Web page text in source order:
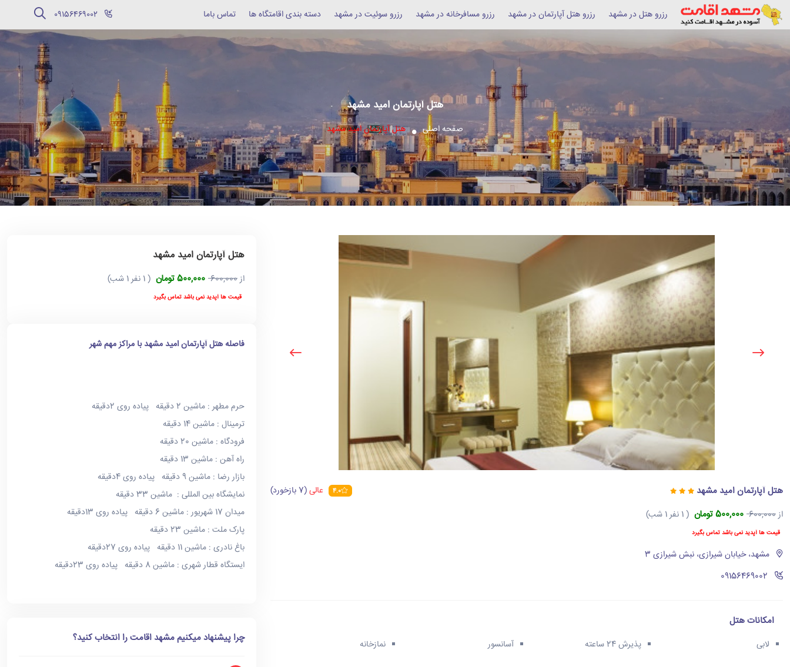
رزرو هتل در مشهد رزرو هتل آپارتمان در مشهد رزرو مسافرخانه در مشهد رزرو سوئیت در مشهد دسته بندی اقامتگاه ها تماس باما
هتل آپارتمان امید مشهد
صفحه اصلی هتل آپارتمان امید مشهد
هتل آپارتمان امید مشهد
از600,000 500,000 تومان ( 1 نفر 1 شب)
قیمت ها آپدید نمی باشد تماس بگیرد
مشهد، خیابان شیرازی، نبش شیرازی 3
‪09156469002‬
4.0 عالی(7 بازخورد)
امکانات هتل
لابی پذیرش 24 ساعته آسانسور نمازخانه
هتل آپارتمان امید مشهد
از600,000 500,000 تومان ( 1 نفر 1 شب)
قیمت ها آپدید نمی باشد تماس بگیرد
فاصله هتل آپارتمان امید مشهد با مراکز مهم شهر
حرم مطهر : ماشین 2 دقیقه پیاده روی 2دقیقه
ترمینال : ماشین 14 دقیقه
فرودگاه : ماشین 20 دقیقه
راه آهن : ماشین 13 دقیقه
بازار رضا : ماشین 9 دقیقه پیاده روی 4دقیقه
نمایشگاه بین المللی : ماشین 33 دقیقه
میدان 17 شهریور : ماشین 6 دقیقه پیاده روی 13دقیقه
پارک ملت : ماشین 23 دقیقه
باغ نادری : ماشین 11 دقیقه پیاده روی 27دقیقه
ایستگاه قطار شهری : ماشین 8 دقیقه پیاده روی 23دقیقه
چرا پیشنهاد میکنیم مشهد اقامت را انتخاب کنید؟